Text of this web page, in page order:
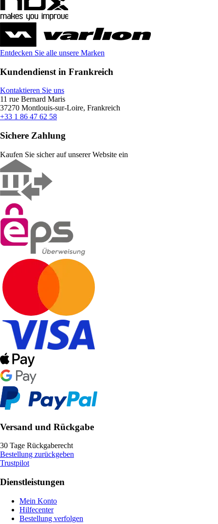
Entdecken Sie alle unsere Marken
Kundendienst in Frankreich
Kontaktieren Sie uns
11 rue Bernard Maris
37270 Montlouis-sur-Loire, Frankreich
+33 1 86 47 62 58
Sichere Zahlung
Kaufen Sie sicher auf unserer Website ein
Versand und Rückgabe
30 Tage Rückgaberecht
Bestellung zurückgeben
Trustpilot
Dienstleistungen
Mein Konto
Hilfecenter
Bestellung verfolgen